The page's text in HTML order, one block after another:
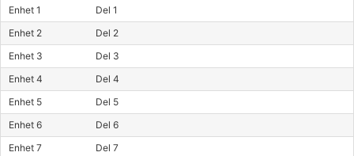
Enhet 1
Del 1
Enhet 2
Del 2
Enhet 3
Del 3
Enhet 4
Del 4
Enhet 5
Del 5
Enhet 6
Del 6
Enhet 7
Del 7